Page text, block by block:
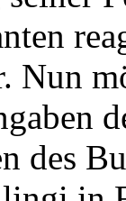
Nun
des